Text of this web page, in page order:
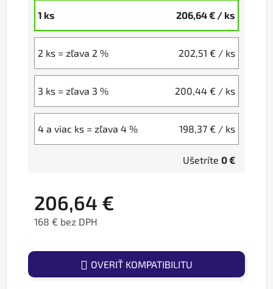
1 ks 206,64 € / ks
2 ks = zľava 2 % 202,51 € / ks
3 ks = zľava 3 % 200,44 € / ks
4 a viac ks = zľava 4 % 198,37 € / ks
Ušetríte 0 €
206,64 €
168 € bez DPH
OVERIŤ KOMPATIBILITU